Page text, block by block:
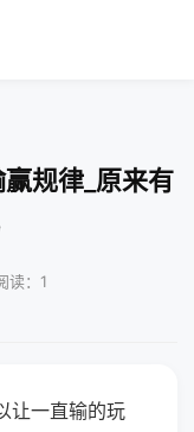
规律_原来有
读：1
让一直输的玩